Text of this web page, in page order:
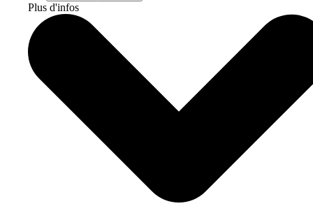
Plus d'infos